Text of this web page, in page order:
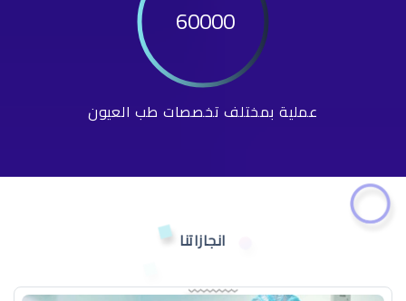
60000
عملية بمختلف تخصصات طب العيون
انجازاتنا